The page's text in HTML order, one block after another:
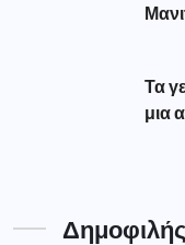
Τα
μια
Δημοφιλής